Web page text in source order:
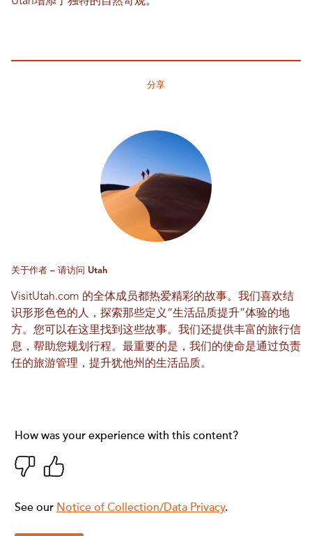
分享
关于作者 – 请访问 Utah
VisitUtah.com 的全体成员都热爱精彩的故事。我们喜欢结
识形形色色的人，探索那些定义“生活品质提升”体验的地
方。您可以在这里找到这些故事。我们还提供丰富的旅行信
息，帮助您规划行程。最重要的是，我们的使命是通过负责
任的旅游管理，提升犹他州的生活品质。